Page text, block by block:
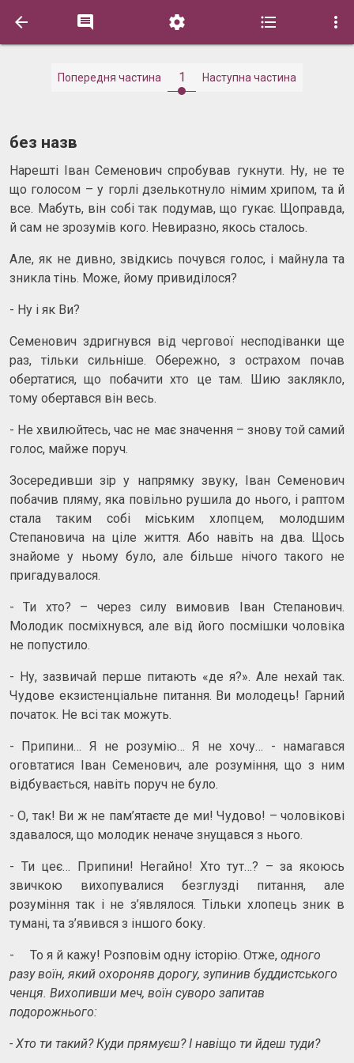
    
Попередня частина 1 Наступна частина
без назв
Нарешті Іван Семенович спробував гукнути. Ну, не те
що голосом – у горлі дзелькотнуло німим хрипом, та й
все. Мабуть, він собі так подумав, що гукає. Щоправда,
й сам не зрозумів кого. Невиразно, якось сталось.
Але, як не дивно, звідкись почувся голос, і майнула та
зникла тінь. Може, йому привиділося?
- Ну і як Ви?
Семенович здригнувся від чергової несподіванки ще
раз, тільки сильніше. Обережно, з острахом почав
обертатися, що побачити хто це там. Шию заклякло,
тому обертався він весь.
- Не хвилюйтесь, час не має значення – знову той самий
голос, майже поруч.
Зосередивши зір у напрямку звуку, Іван Семенович
побачив пляму, яка повільно рушила до нього, і раптом
стала таким собі міським хлопцем, молодшим
Степановича на ціле життя. Або навіть на два. Щось
знайоме у ньому було, але більше нічого такого не
пригадувалося.
- Ти хто? – через силу вимовив Іван Степанович.
Молодик посміхнувся, але від його посмішки чоловіка
не попустило.
- Ну, зазвичай перше питають «де я?». Але нехай так.
Чудове екзистенціальне питання. Ви молодець! Гарний
початок. Не всі так можуть.
- Припини… Я не розумію… Я не хочу… - намагався
оговтатися Іван Семенович, але розуміння, що з ним
відбувається, навіть поруч не було.
- О, так! Ви ж не пам’ятаєте де ми! Чудово! – чоловікові
здавалося, що молодик неначе знущався з нього.
- Ти цеє… Припини! Негайно! Хто тут…? – за якоюсь
звичкою вихопувалися безглузді питання, але
розуміння так і не з’являлося. Тільки хлопець зник в
тумані, та з’явився з іншого боку.
- То я й кажу! Розповім одну історію. Отже, одного
разу воїн, який охороняв дорогу, зупинив буддистського
ченця. Вихопивши меч, воїн суворо запитав
подорожнього:
- Хто ти такий? Куди прямуєш? І навіщо ти йдеш туди?